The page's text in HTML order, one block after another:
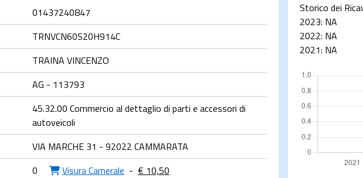
01437240847
TRNVCN60S20H914C
TRAINA VINCENZO
AG - 113793
45.32.00 Commercio al dettaglio di parti e accessori di
autoveicoli
VIA MARCHE 31 - 92022 CAMMARATA
0 Visura Camerale - € 10,50
Storico dei
2023: NA
2022: NA
2021: NA